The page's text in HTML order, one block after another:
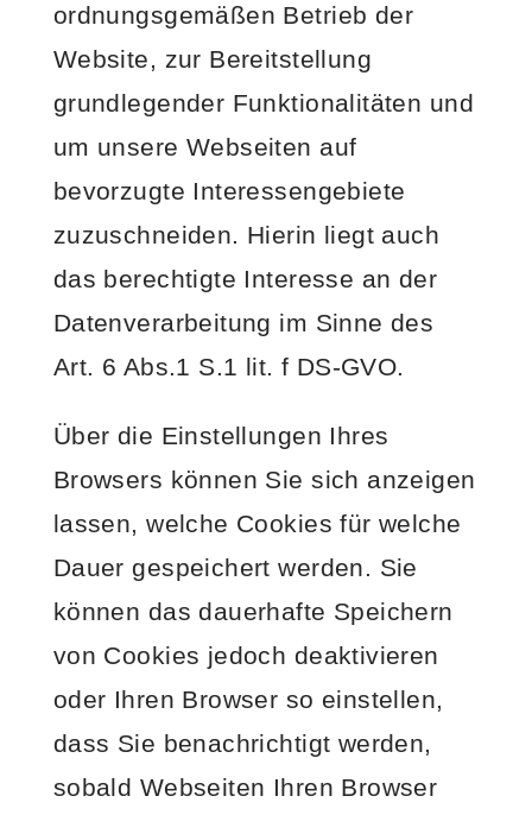
ordnungsgemäßen Betrieb der
Website, zur Bereitstellung
grundlegender Funktionalitäten und
um unsere Webseiten auf
bevorzugte Interessengebiete
zuzuschneiden. Hierin liegt auch
das berechtigte Interesse an der
Datenverarbeitung im Sinne des
Art. 6 Abs.1 S.1 lit. f DS-GVO.
Über die Einstellungen Ihres
Browsers können Sie sich anzeigen
lassen, welche Cookies für welche
Dauer gespeichert werden. Sie
können das dauerhafte Speichern
von Cookies jedoch deaktivieren
oder Ihren Browser so einstellen,
dass Sie benachrichtigt werden,
sobald Webseiten Ihren Browser